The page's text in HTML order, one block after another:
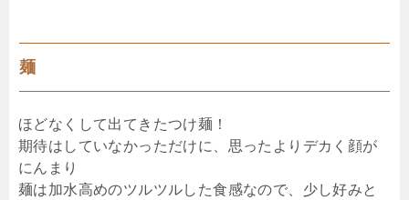
麺
ほどなくして出てきたつけ麺！
期待はしていなかっただけに、思ったよりデカく顔が
にんまり
麺は加水高めのツルツルした食感なので、少し好みと